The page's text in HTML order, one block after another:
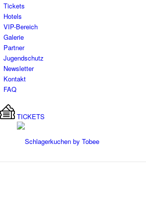
Tickets
Hotels
VIP-Bereich
Galerie
Partner
Jugendschutz
Newsletter
Kontakt
FAQ
TICKETS